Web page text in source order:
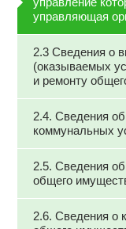
управляющая
2.3 Сведения о
(оказываемых
и ремонту
2.4. Сведения
коммунальных
2.5. Сведения
общего
2.6. Сведения о